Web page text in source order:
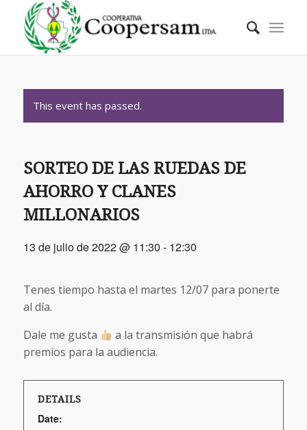
This event has passed.
SORTEO DE LAS RUEDAS DE
AHORRO Y CLANES
MILLONARIOS
13 de julio de 2022 @ 11:30 - 12:30
Tenes tiempo hasta el martes 12/07 para ponerte
al día.
Dale me gusta
a la transmisión que habrá
premios para la audiencia.
DETAILS
Date: